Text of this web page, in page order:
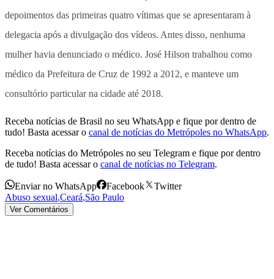
depoimentos das primeiras quatro vítimas que se apresentaram à
delegacia após a divulgação dos vídeos. Antes disso, nenhuma
mulher havia denunciado o médico. José Hilson trabalhou como
médico da Prefeitura de Cruz de 1992 a 2012, e manteve um
consultório particular na cidade até 2018.
Receba notícias de Brasil no seu WhatsApp e fique por dentro de
tudo! Basta acessar o canal de notícias do Metrópoles no WhatsApp.
Receba notícias do Metrópoles no seu Telegram e fique por dentro
de tudo! Basta acessar o canal de notícias no Telegram.
Enviar no WhatsApp Facebook
Twitter
Abuso sexual,Ceará,São Paulo
Ver Comentários